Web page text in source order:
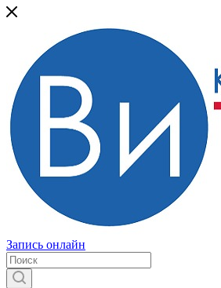
Запись онлайн